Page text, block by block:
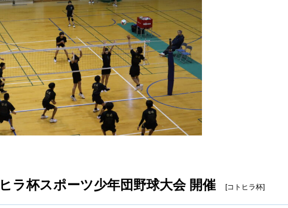
ラ杯スポーツ少年団野球大会 開催 [コトヒラ杯]